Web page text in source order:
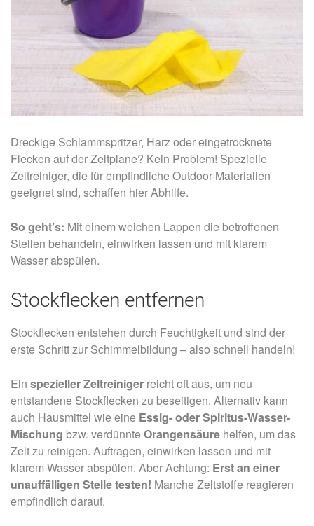
Dreckige Schlammspritzer, Harz oder eingetrocknete
Flecken auf der Zeltplane? Kein Problem! Spezielle
Zeltreiniger, die für empfindliche Outdoor-Materialien
geeignet sind, schaffen hier Abhilfe.
So geht’s: Mit einem weichen Lappen die betroffenen
Stellen behandeln, einwirken lassen und mit klarem
Wasser abspülen.
Stockflecken entfernen
Stockflecken entstehen durch Feuchtigkeit und sind der
erste Schritt zur Schimmelbildung – also schnell handeln!
Ein spezieller Zeltreiniger reicht oft aus, um neu
entstandene Stockflecken zu beseitigen. Alternativ kann
auch Hausmittel wie eine Essig- oder Spiritus-Wasser-
Mischung bzw. verdünnte Orangensäure helfen, um das
Zelt zu reinigen. Auftragen, einwirken lassen und mit
klarem Wasser abspülen. Aber Achtung: Erst an einer
unauffälligen Stelle testen! Manche Zeltstoffe reagieren
empfindlich darauf.